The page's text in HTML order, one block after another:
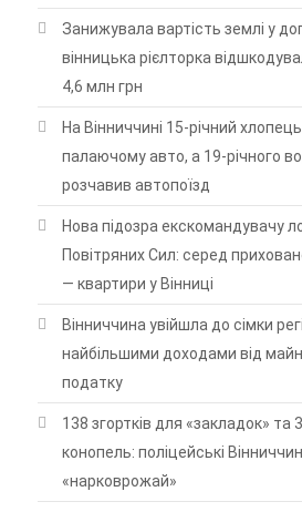
Занижувала вартість землі у
вінницька рієлторка
4,6 млн грн
На Вінниччині 15-річний хлопець
палаючому авто, а 19-річного
розчавив автопоїзд
Нова підозра екскомандувачу
Повітряних Сил: серед
— квартири у Вінниці
Вінниччина увійшла до сімки
найбільшими доходами від
податку
138 згортків для «закладок» та
конопель: поліцейські
«нарковрожай»